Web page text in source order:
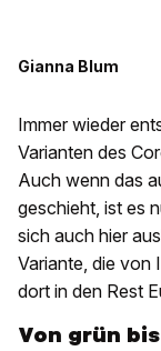
Gianna Blum
Immer wieder
Varianten des
Auch wenn das
geschieht, ist es
sich auch hier
Variante, die von
dort in den Rest
Von grün